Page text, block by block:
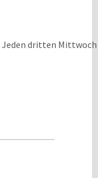
dritten Mittwoch